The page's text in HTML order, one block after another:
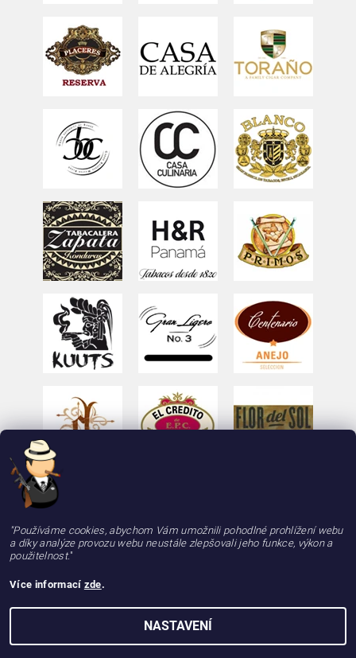
2026 © deLAMOTT, e-shop - doutniky24.cz, doutníky se zárukou 100% kvality, rychle a
"Používáme cookies, abychom Vám umožnili pohodlné prohlížení webu
a díky analýze provozu webu neustále zlepšovali jeho funkce, výkon a
použitelnost."
Více informací zde.
NASTAVENÍ